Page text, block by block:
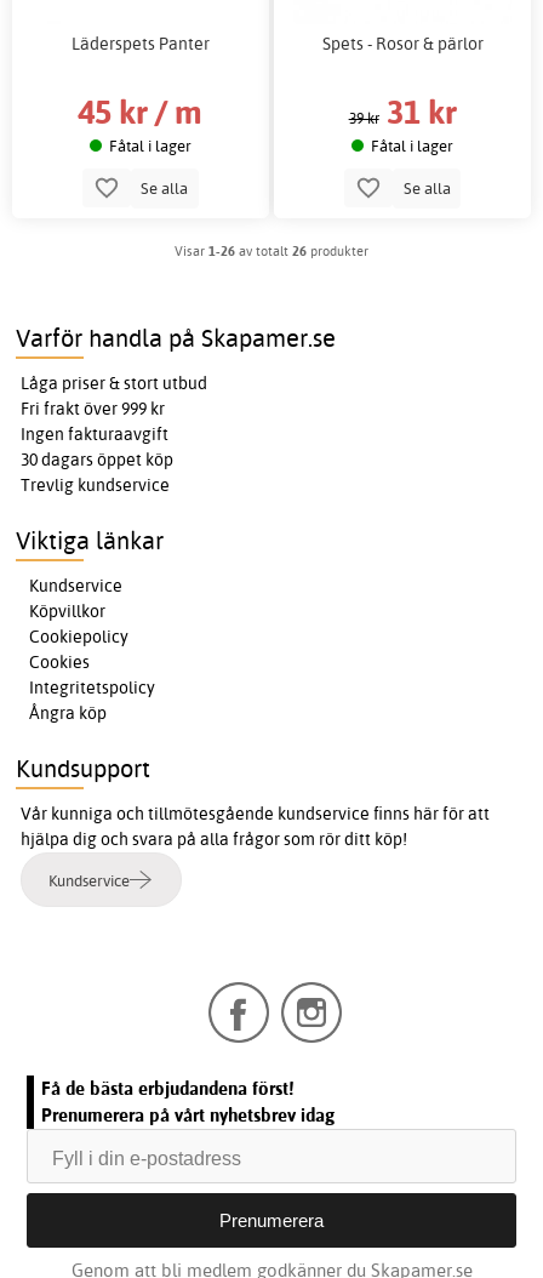
Läderspets Panter
45 kr / m
Fåtal i lager
Se alla
Spets - Rosor & pärlor
39 kr 31 kr
Fåtal i lager
Se alla
Visar 1-26 av totalt 26 produkter
Varför handla på Skapamer.se
Låga priser & stort utbud
Fri frakt över 999 kr
Ingen fakturaavgift
30 dagars öppet köp
Trevlig kundservice
Viktiga länkar
Kundservice
Köpvillkor
Cookiepolicy
Cookies
Integritetspolicy
Ångra köp
Kundsupport
Vår kunniga och tillmötesgående kundservice finns här för att
hjälpa dig och svara på alla frågor som rör ditt köp!
Kundservice
Få de bästa erbjudandena först!
Prenumerera på vårt nyhetsbrev idag
Genom att bli medlem godkänner du Skapamer.se